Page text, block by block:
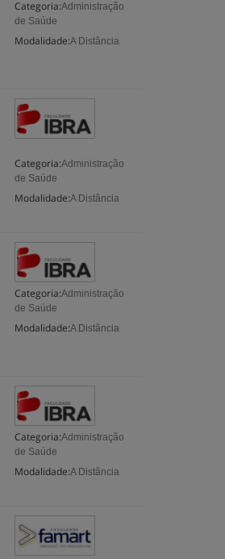
Categoria:Administração
de Saúde
Modalidade:A Distância
Categoria:Administração
de Saúde
Modalidade:A Distância
Categoria:Administração
de Saúde
Modalidade:A Distância
Categoria:Administração
de Saúde
Modalidade:A Distância